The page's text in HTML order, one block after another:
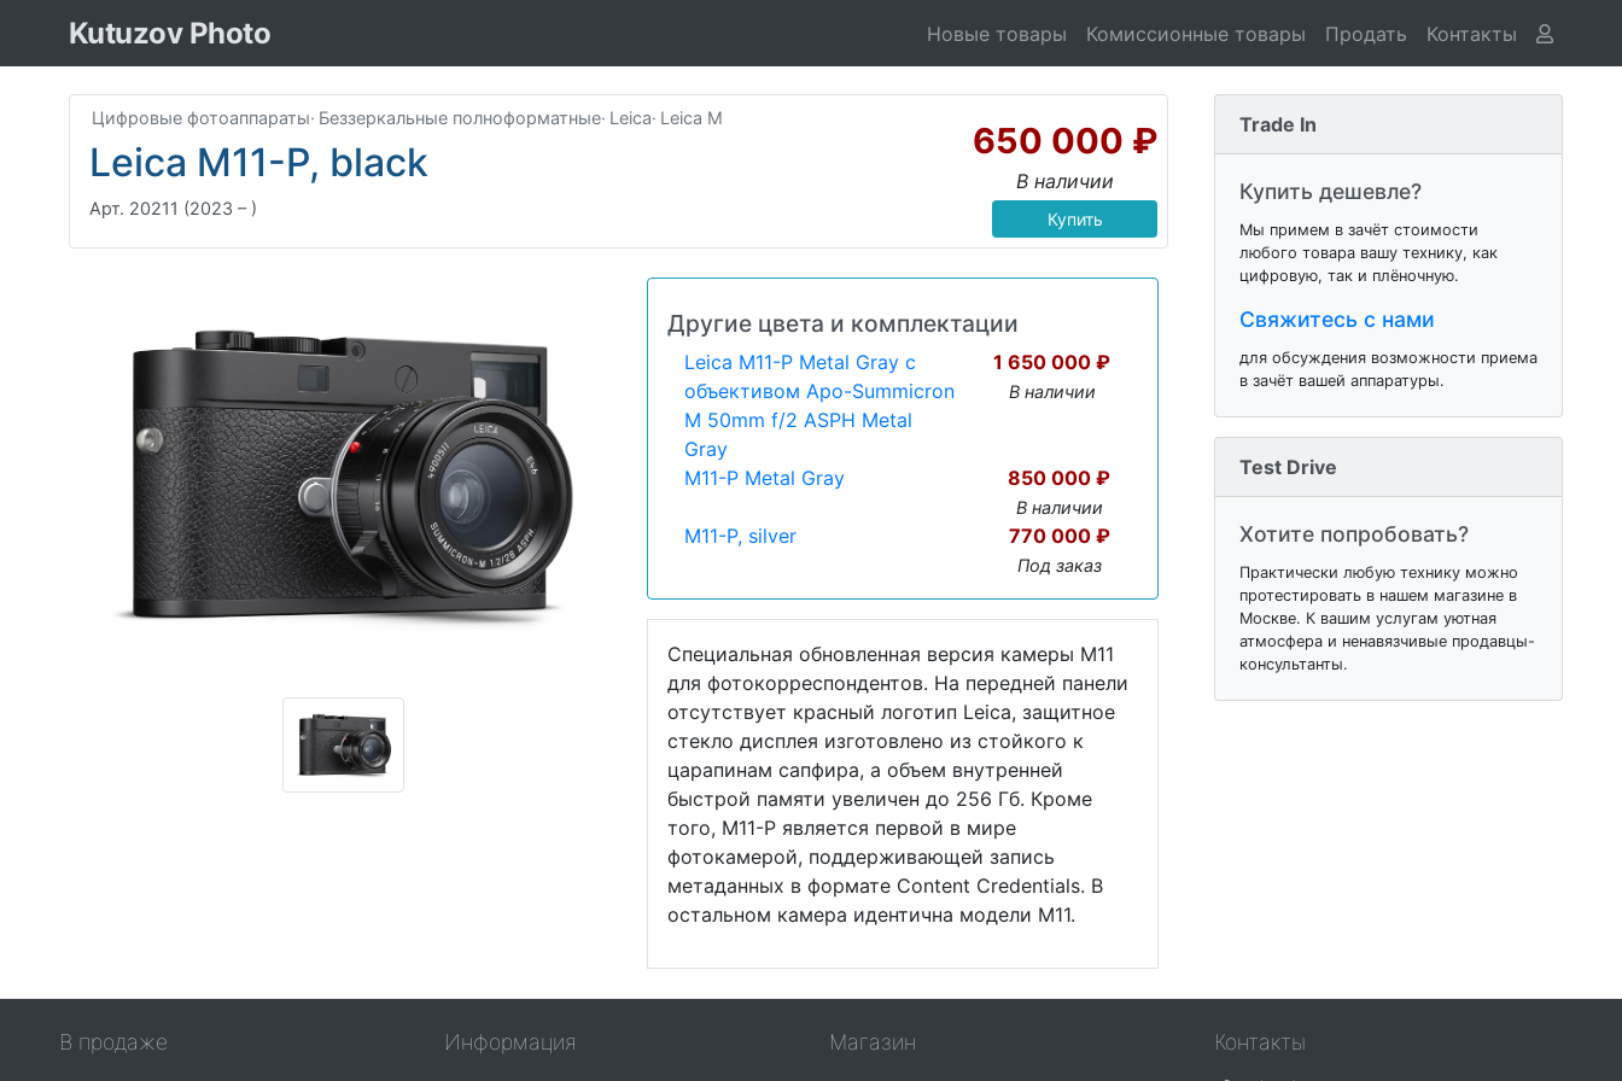
Kutuzov Photo Новые товары Комиссионные товары Продать Контакты
Цифровые фотоаппараты· Беззеркальные полноформатные· Leica· Leica M
Leica M11-P, black
Арт. 20211 (2023 – )
650 000 ₽
В наличии
Купить
Другие цвета и комплектации
Leica M11-P Metal Gray с
объективом Apo-Summicron
M 50mm f/2 ASPH Metal
Gray
1 650 000 ₽
В наличии
M11-P Metal Gray 850 000 ₽
В наличии
M11-P, silver 770 000 ₽
Под заказ
Специальная обновленная версия камеры M11
для фотокорреспондентов. На передней панели
отсутствует красный логотип Leica, защитное
стекло дисплея изготовлено из стойкого к
царапинам сапфира, а объем внутренней
быстрой памяти увеличен до 256 Гб. Кроме
того, M11-P является первой в мире
фотокамерой, поддерживающей запись
метаданных в формате Content Credentials. В
остальном камера идентична модели М11.
Trade In
Купить дешевле?
Мы примем в зачёт стоимости
любого товара вашу технику, как
цифровую, так и плёночную.
Свяжитесь с нами
для обсуждения возможности приема
в зачёт вашей аппаратуры.
Test Drive
Хотите попробовать?
Практически любую технику можно
протестировать в нашем магазине в
Москве. К вашим услугам уютная
атмосфера и ненавязчивые продавцы-
консультанты.
В продаже Информация Магазин Контакты